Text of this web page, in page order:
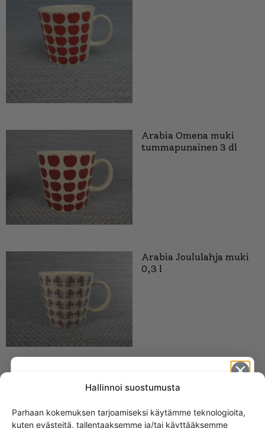
Hallinnoi suostumusta
Parhaan kokemuksen tarjoamiseksi käytämme teknologioita,
kuten evästeitä, tallentaaksemme ja/tai käyttääksemme
Arabia Omena muki
tummapunainen 3 dl
Arabia Joululahja muki
0,3 l